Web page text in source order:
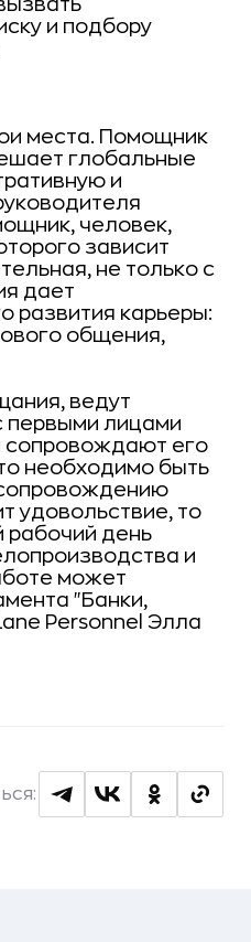
и подбору
места. Помощник
глобальные
и
человек,
зависит
не только с
дает
развития карьеры:
общения,
ведут
первыми лицами
сопровождают его
необходимо быть
удовольствие, то
рабочий день
и
может
"Банки,
Personnel Элла